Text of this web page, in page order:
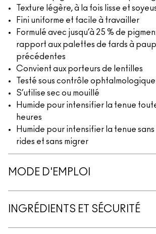
Texture légère, à la fois lisse et
Fini uniforme et facile à travailler
Formulé avec jusqu’à 25 % de
rapport aux palettes de fards à
précédentes
Convient aux porteurs de lentilles
Testé sous contrôle ophtalmologique
S’utilise sec ou mouillé
Humide pour intensifier la tenue
heures
Humide pour intensifier la tenue sans
rides et sans migrer
MODE D'EMPLOI
INGRÉDIENTS ET SÉCURITÉ